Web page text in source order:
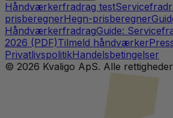
Håndværkerfradrag test
prisberegnerHegn-prisberegner
HåndværkerfradragGuide:
2026 (PDF)Tilmeld håndværker
PrivatlivspolitikHandelsbetingelser
© 2026 Kvaligo ApS. Alle